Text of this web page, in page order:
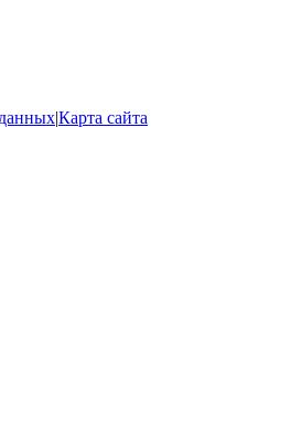
|Карта сайта